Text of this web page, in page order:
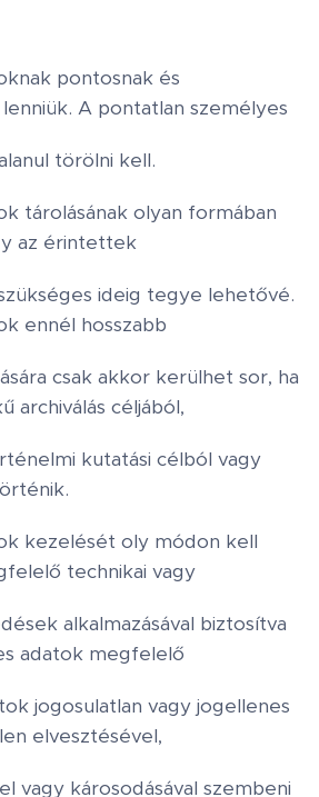
pontosnak és
A pontatlan személyes
törölni kell.
tárolásának olyan formában
az érintettek
ideig tegye lehetővé.
ennél hosszabb
csak akkor kerülhet sor, ha
archiválás céljából,
kutatási célból vagy
kezelését oly módon kell
technikai vagy
alkalmazásával biztosítva
adatok megfelelő
jogosulatlan vagy jogellenes
elvesztésével,
vagy károsodásával szembeni